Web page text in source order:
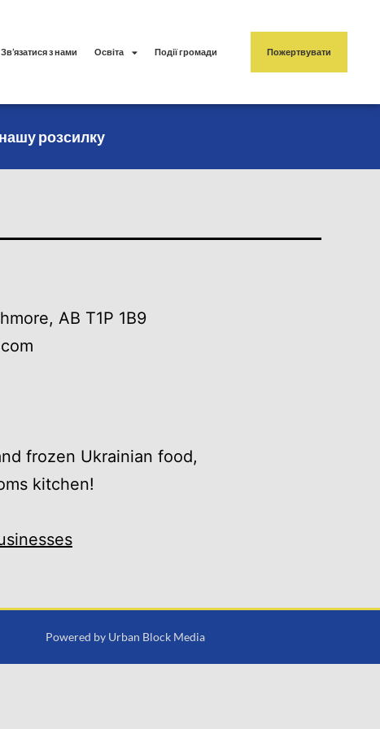
Зв’язатися з нами Освіта Події громади Пожертвувати
розсилку
AB T1P 1B9
frozen Ukrainian food,
kitchen!
Powered by Urban Block Media